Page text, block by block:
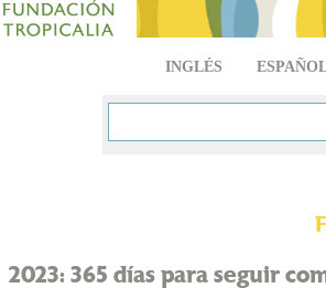
INGLÉS
2023: 365 días para seguir